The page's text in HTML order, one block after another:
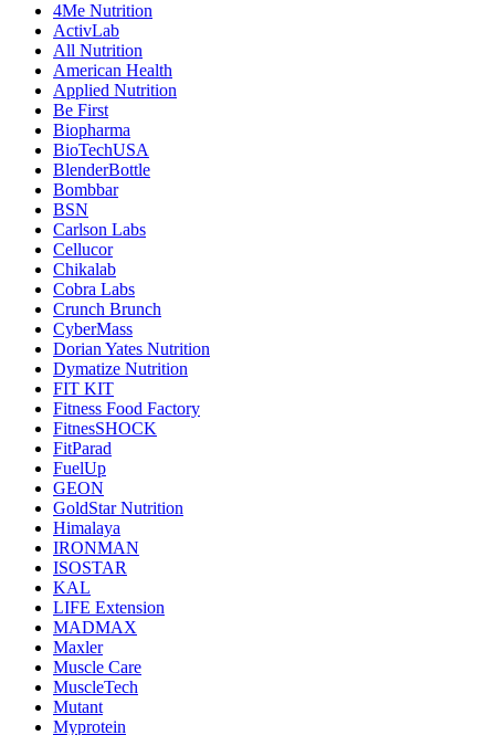
4Me Nutrition
ActivLab
All Nutrition
American Health
Applied Nutrition
Be First
Biopharma
BioTechUSA
BlenderBottle
Bombbar
BSN
Carlson Labs
Cellucor
Chikalab
Cobra Labs
Crunch Brunch
CyberMass
Dorian Yates Nutrition
Dymatize Nutrition
FIT KIT
Fitness Food Factory
FitnesSHOCK
FitParad
FuelUp
GEON
GoldStar Nutrition
Himalaya
IRONMAN
ISOSTAR
KAL
LIFE Extension
MADMAX
Maxler
Muscle Care
MuscleTech
Mutant
Myprotein